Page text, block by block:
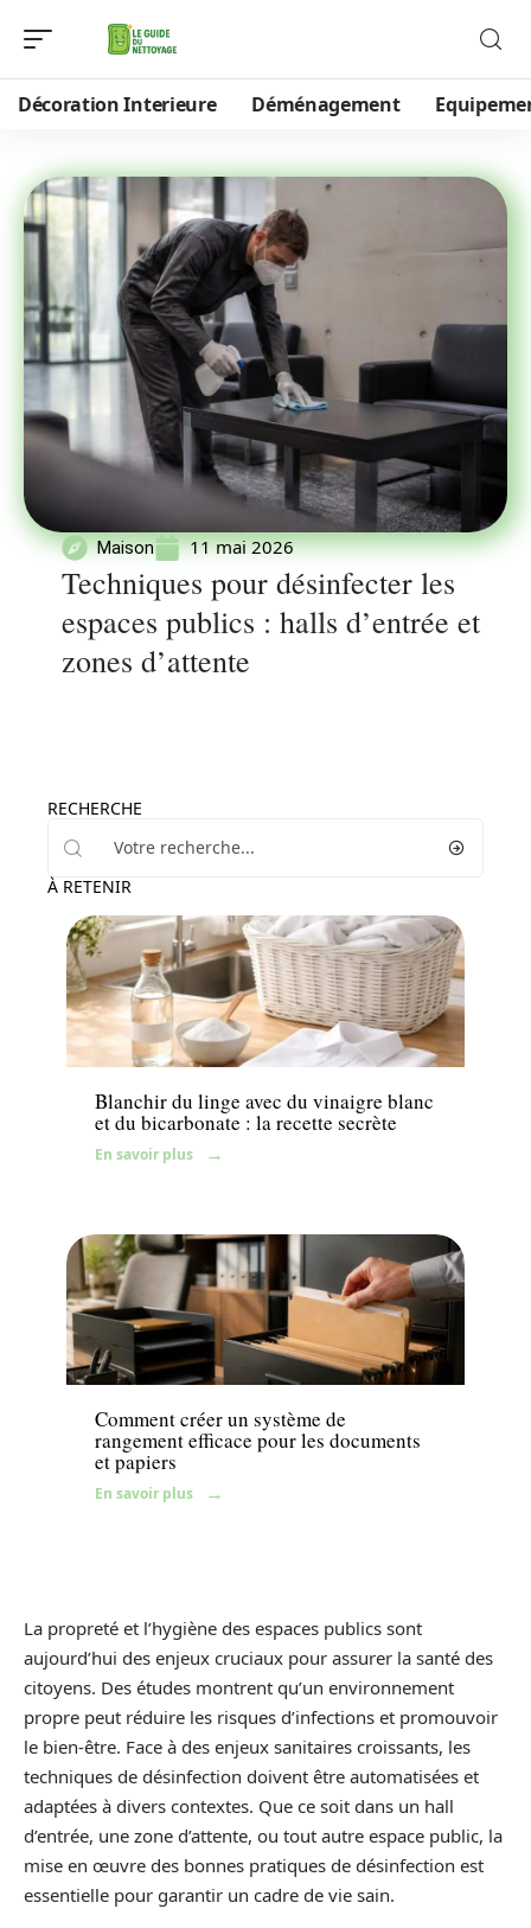
Décoration Interieure Déménagement
Maison 11 mai 2026
Techniques pour désinfecter les
espaces publics : halls d’entrée et
zones d’attente
RECHERCHE
À RETENIR
Maison
Blanchir du linge avec du vinaigre blanc
et du bicarbonate : la recette secrète
En savoir plus
Travaux
Comment créer un système de
rangement efficace pour les documents
et papiers
En savoir plus
La propreté et l’hygiène des espaces publics sont
aujourd’hui des enjeux cruciaux pour assurer la santé des
citoyens. Des études montrent qu’un environnement
propre peut réduire les risques d’infections et promouvoir
le bien-être. Face à des enjeux sanitaires croissants, les
techniques de désinfection doivent être automatisées et
adaptées à divers contextes. Que ce soit dans un hall
d’entrée, une zone d’attente, ou tout autre espace public, la
mise en œuvre des bonnes pratiques de désinfection est
essentielle pour garantir un cadre de vie sain.